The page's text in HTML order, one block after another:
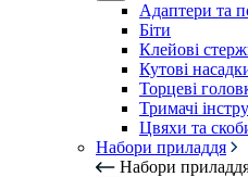
Адаптери та
Біти
Клейові
Кутові
Торцеві
Тримачі
Цвяхи та
Набори приладдя
Набори